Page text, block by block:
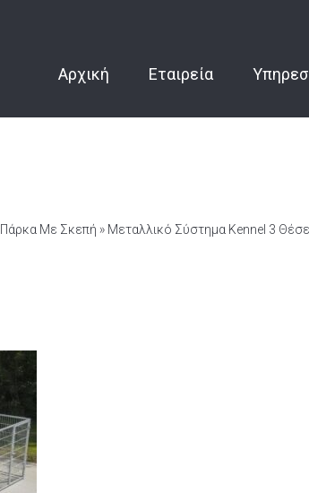
Αρχική Εταιρεία
Πάρκα Με Σκεπή » Μεταλλικό Σύστημα Kennel 3